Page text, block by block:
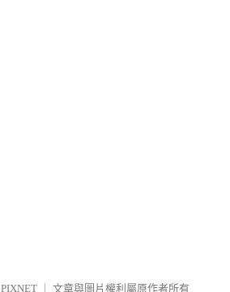
PIXNET 文章與圖片權利屬原作者所有